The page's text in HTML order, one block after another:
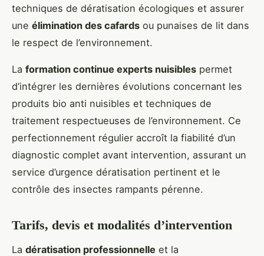
techniques de dératisation écologiques et assurer
une élimination des cafards ou punaises de lit dans
le respect de l’environnement.
La formation continue experts nuisibles permet
d’intégrer les dernières évolutions concernant les
produits bio anti nuisibles et techniques de
traitement respectueuses de l’environnement. Ce
perfectionnement régulier accroît la fiabilité d’un
diagnostic complet avant intervention, assurant un
service d’urgence dératisation pertinent et le
contrôle des insectes rampants pérenne.
Tarifs, devis et modalités d’intervention
La dératisation professionnelle et la